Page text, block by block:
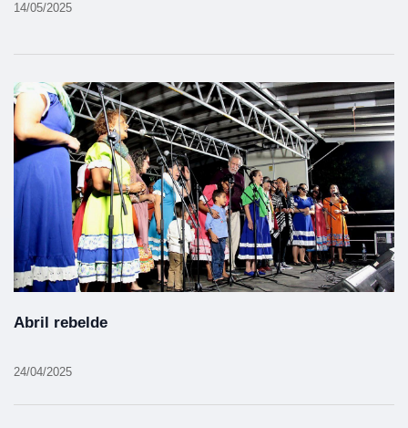
14/05/2025
Abril rebelde
24/04/2025